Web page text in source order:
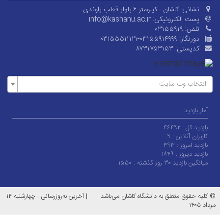
نشانی: کاشان - کیلومتر ۶ بلوار قطب راوندی
پست الکترونیکی: info@kashanu.ac.ir
تلفن: ۰۳۱۵۵۹۱۹
دورنگار: ۰۳۱۵۵۵۱۱۱۲۱-۰۳۱۵۵۹۱۴۹۹۹
کدپستی: ۸۷۳۱۷۵۳۱۵۳
انتخاب وب سایت
آمار بازدید
بازدید کل : ۴۶۴۹۲
کاربران آنلاین : ۹
بازدید امروز : ۴۹۳
بازدید دیروز : ۱۸۴۹
میانگین بازدید ۳۰ روز گذشته :
۱۵۵۰
© کلیه حقوق متعلق به دانشگاه کاشان می‌باشد. |
آخرین به‌روزرسانی : چهارشنبه ۱۴
مرداد ۱۴۰۵